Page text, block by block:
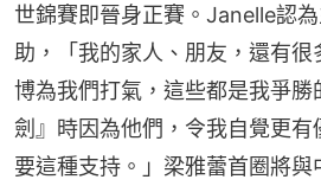
世錦賽即晉身正賽。Janelle認
助，「我的家人、朋友，還有很
博為我們打氣，這些都是我爭勝
劍』時因為他們，令我自覺更有
要這種支持。」梁雅蕾首圈將